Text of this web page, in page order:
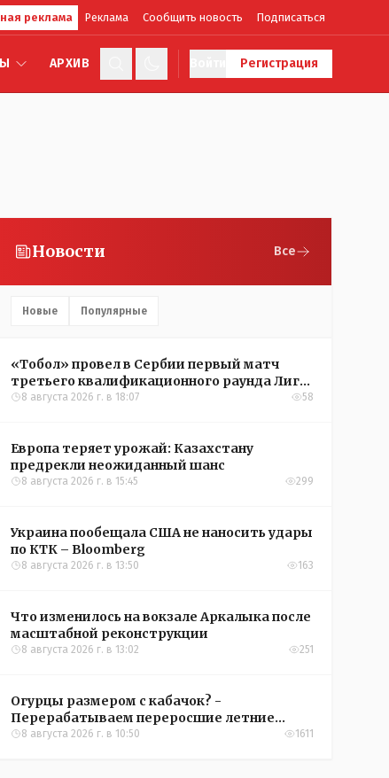
реклама Реклама Сообщить новость Подписаться
АРХИВ Регистрация
Новости Все
Новые Популярные
«Тобол» провел в Сербии первый матч
третьего квалификационного раунда Лиги
конференций УЕФА
8 августа 2026 г. в 18:07 58
Европа теряет урожай: Казахстану
предрекли неожиданный шанс
8 августа 2026 г. в 15:45 299
Украина пообещала США не наносить удары
по КТК – Bloomberg
8 августа 2026 г. в 13:50 163
Что изменилось на вокзале Аркалыка после
масштабной реконструкции
8 августа 2026 г. в 13:02 251
Огурцы размером с кабачок? -
Перерабатываем переросшие летние
овощи, чтобы вкусно съесть зимой
8 августа 2026 г. в 10:50 1611